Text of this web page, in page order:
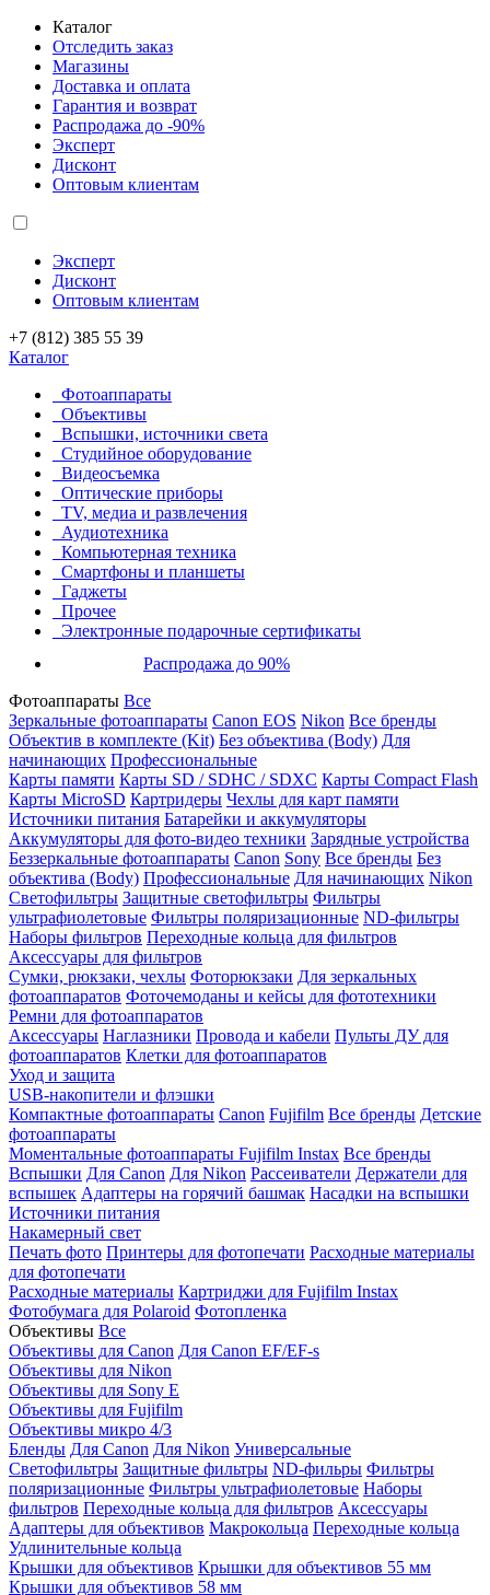
Каталог
Отследить заказ
Магазины
Доставка и оплата
Гарантия и возврат
Распродажа до -90%
Эксперт
Дисконт
Оптовым клиентам
Эксперт
Дисконт
Оптовым клиентам
+7 (812) 385 55 39
Каталог
Фотоаппараты
Объективы
Вспышки, источники света
Студийное оборудование
Видеосъемка
Оптические приборы
TV, медиа и развлечения
Аудиотехника
Компьютерная техника
Смартфоны и планшеты
Гаджеты
Прочее
Электронные подарочные сертификаты
Распродажа до 90%
Фотоаппараты Все
Зеркальные фотоаппараты Canon EOS Nikon Все бренды
Объектив в комплекте (Kit) Без объектива (Body) Для
начинающих Профессиональные
Карты памяти Карты SD / SDHC / SDXC Карты Compact Flash
Карты MicroSD Картридеры Чехлы для карт памяти
Источники питания Батарейки и аккумуляторы
Аккумуляторы для фото-видео техники Зарядные устройства
Беззеркальные фотоаппараты Canon Sony Все бренды Без
объектива (Body) Профессиональные Для начинающих Nikon
Светофильтры Защитные светофильтры Фильтры
ультрафиолетовые Фильтры поляризационные ND-фильтры
Наборы фильтров Переходные кольца для фильтров
Аксессуары для фильтров
Сумки, рюкзаки, чехлы Фоторюкзаки Для зеркальных
фотоаппаратов Фоточемоданы и кейсы для фототехники
Ремни для фотоаппаратов
Аксессуары Наглазники Провода и кабели Пульты ДУ для
фотоаппаратов Клетки для фотоаппаратов
Уход и защита
USB-накопители и флэшки
Компактные фотоаппараты Canon Fujifilm Все бренды Детские
фотоаппараты
Моментальные фотоаппараты Fujifilm Instax Все бренды
Вспышки Для Canon Для Nikon Рассеиватели Держатели для
вспышек Адаптеры на горячий башмак Насадки на вспышки
Источники питания
Накамерный свет
Печать фото Принтеры для фотопечати Расходные материалы
для фотопечати
Расходные материалы Картриджи для Fujifilm Instax
Фотобумага для Polaroid Фотопленка
Объективы Все
Объективы для Canon Для Canon EF/EF-s
Объективы для Nikon
Объективы для Sony E
Объективы для Fujifilm
Объективы микро 4/3
Бленды Для Canon Для Nikon Универсальные
Светофильтры Защитные фильтры ND-фильры Фильтры
поляризационные Фильтры ультрафиолетовые Наборы
фильтров Переходные кольца для фильтров Аксессуары
Адаптеры для объективов Макрокольца Переходные кольца
Удлинительные кольца
Крышки для объективов Крышки для объективов 55 мм
Крышки для объективов 58 мм